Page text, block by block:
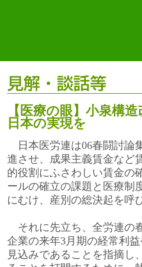
【医療の眼】小泉構
日本の実現を
日本医労連は06春闘討論
進させ、成果主義賃金など
的役割にふさわしい賃金の
ールの確立の課題と医療制
にむけ、産別の総決起を呼
それに先立ち、全労連の
企業の来年3月期の経常利
見込みであることを指摘し